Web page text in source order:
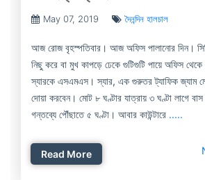
May 07, 2019 দৈনন্দিন হালচাল
আজ রোজ বৃহস্পতিবার। আজ অফিস পালানোর দিন। সিসি
নিছু করে বা মুখ কাপড়ে ঢেকে গুটিগুটি পায়ে অফিস
স্যারকে এসএমএস। স্যার, এক গুরুতর ট্যাফিক জ্যাম
দোয়া করবেন। মোট ৮ ঘণ্টার যাত্রায় ৩ ঘণ্টা লাগে
গন্তব্যে পৌঁছাতে ৫ ঘণ্টা। আবার কাউন্টারে .....
Read More